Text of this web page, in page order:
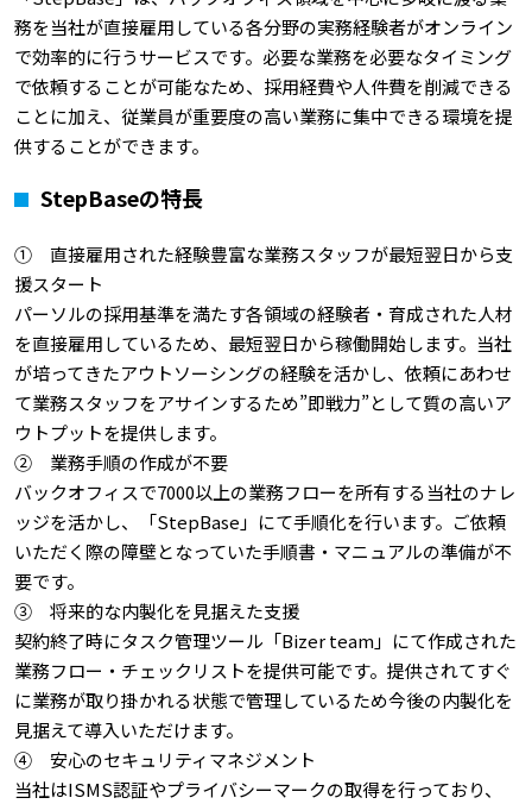
務を当社が直接雇用している各分野の実務経験者がオンライン
で効率的に行うサービスです。必要な業務を必要なタイミング
で依頼することが可能なため、採用経費や人件費を削減できる
ことに加え、従業員が重要度の高い業務に集中できる環境を提
供することができます。
StepBaseの特長
① 直接雇用された経験豊富な業務スタッフが最短翌日から支
援スタート
パーソルの採用基準を満たす各領域の経験者・育成された人材
を直接雇用しているため、最短翌日から稼働開始します。当社
が培ってきたアウトソーシングの経験を活かし、依頼にあわせ
て業務スタッフをアサインするため”即戦力”として質の高いア
ウトプットを提供します。
② 業務手順の作成が不要
バックオフィスで7000以上の業務フローを所有する当社のナレ
ッジを活かし、「StepBase」にて手順化を行います。ご依頼
いただく際の障壁となっていた手順書・マニュアルの準備が不
要です。
③ 将来的な内製化を見据えた支援
契約終了時にタスク管理ツール「Bizer team」にて作成された
業務フロー・チェックリストを提供可能です。提供されてすぐ
に業務が取り掛かれる状態で管理しているため今後の内製化を
見据えて導入いただけます。
④ 安心のセキュリティマネジメント
当社はISMS認証やプライバシーマークの取得を行っており、